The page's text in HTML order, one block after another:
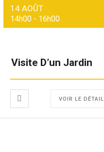
14 AOÛT
14h00 - 16h00
Visite D’un Jardin
VOIR LE DÉTAIL